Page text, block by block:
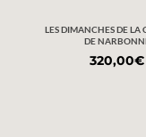
LES DIMANCHES DE LA
DE
320,00€